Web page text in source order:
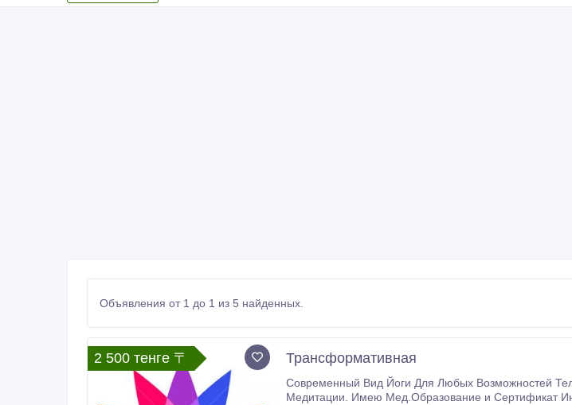
Объявления от 1 до 1 из 5 найденных.
2 500 тенге 〒 Трансформативная
Современный Вид Йоги Для Любых Возможностей Тела. В Основе Хатха йога,
Медитации. Имею Мед.Образование и Сертификат